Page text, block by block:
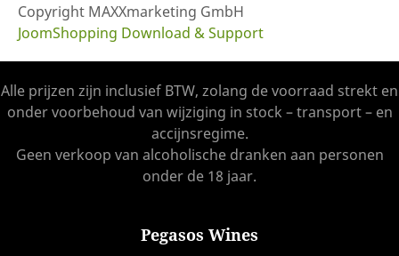
Copyright MAXXmarketing GmbH
JoomShopping Download & Support
Alle prijzen zijn inclusief BTW, zolang de voorraad strekt en
onder voorbehoud van wijziging in stock – transport – en
accijnsregime.
Geen verkoop van alcoholische dranken aan personen
onder de 18 jaar.
Pegasos Wines